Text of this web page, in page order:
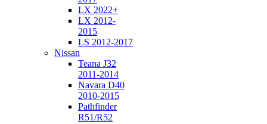
LX 2022+
LX 2012-
2015
LS 2012-2017
Nissan
Teana J32
2011-2014
Navara D40
2010-2015
Pathfinder
R51/R52